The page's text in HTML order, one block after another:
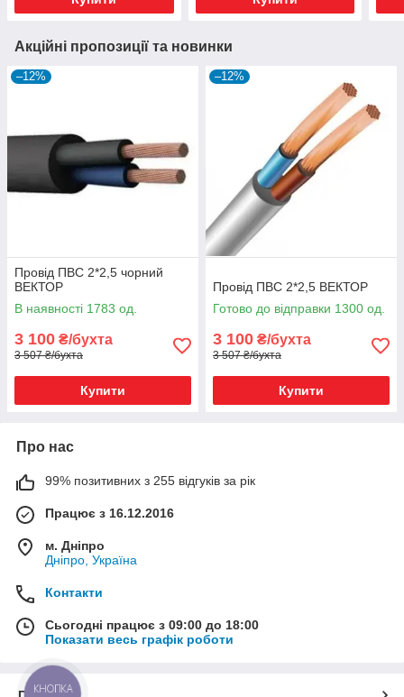
Акційні пропозиції та новинки
–12%
Провід ПВС 2*2,5 чорний
ВЕКТОР
В наявності 1783 од.
3 100 ₴/бухта
3 507 ₴/бухта
Купити
–12%
Провід ПВС 2*2,5 ВЕКТОР
Готово до відправки 1300 од.
3 100 ₴/бухта
3 507 ₴/бухта
Купити
Про нас
99% позитивних з 255 відгуків за рік
Працює з 16.12.2016
м. Дніпро
Дніпро, Україна
Контакти
Сьогодні працює з 09:00 до 18:00
Показати весь графік роботи
КНОПКА